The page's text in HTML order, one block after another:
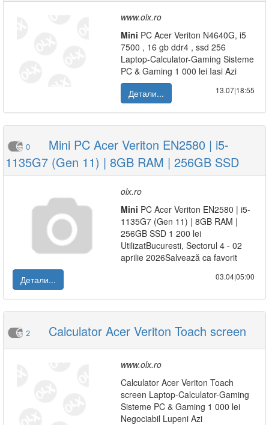
www.olx.ro
Mini PC Acer Veriton N4640G, i5
7500 , 16 gb ddr4 , ssd 256
Laptop-Calculator-Gaming Sisteme
PC & Gaming 1 000 lei Iasi Azi
Детали...
13.07|18:55
0
Mini PC Acer Veriton EN2580 | i5-
1135G7 (Gen 11) | 8GB RAM | 256GB SSD
olx.ro
Mini PC Acer Veriton EN2580 | i5-
1135G7 (Gen 11) | 8GB RAM |
256GB SSD 1 200 lei
UtilizatBucuresti, Sectorul 4 - 02
aprilie 2026Salvează ca favorit
Детали...
03.04|05:00
2 Calculator Acer Veriton Toach screen
www.olx.ro
Calculator Acer Veriton Toach
screen Laptop-Calculator-Gaming
Sisteme PC & Gaming 1 000 lei
Negociabil Lupeni Azi